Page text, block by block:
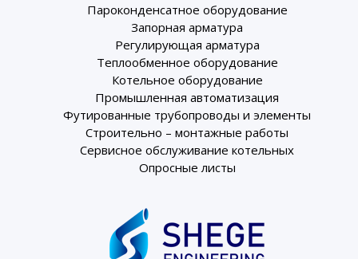
Пароконденсатное оборудование
Запорная арматура
Регулирующая арматура
Теплообменное оборудование
Котельное оборудование
Промышленная автоматизация
Футированные трубопроводы и элементы
Строительно – монтажные работы
Сервисное обслуживание котельных
Опросные листы